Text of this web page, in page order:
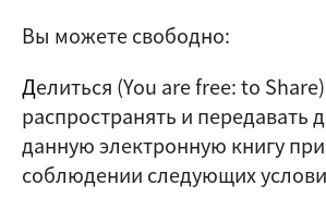
Вы можете свободно:
Делиться (You are free: to Share
распространять и передавать
данную электронную книгу
соблюдении следующих